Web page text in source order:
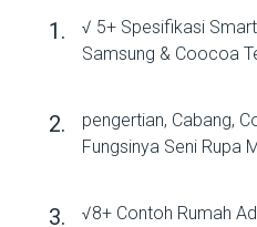
√ 5+ Spesifikasi
Samsung & Coocoa
pengertian, Cabang,
Fungsinya Seni Rupa
√8+ Contoh Rumah